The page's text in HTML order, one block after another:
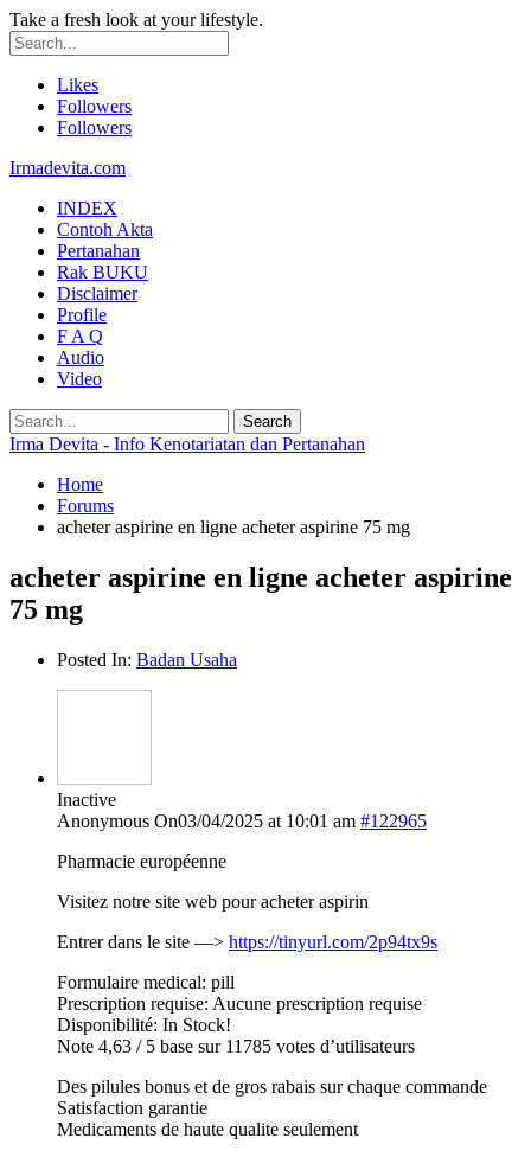
Take a fresh look at your lifestyle.
Likes
Followers
Followers
Irmadevita.com
INDEX
Contoh Akta
Pertanahan
Rak BUKU
Disclaimer
Profile
F A Q
Audio
Video
Irma Devita - Info Kenotariatan dan Pertanahan
Home
Forums
acheter aspirine en ligne acheter aspirine 75 mg
acheter aspirine en ligne acheter aspirine
75 mg
Posted In: Badan Usaha
Inactive
Anonymous On03/04/2025 at 10:01 am #122965
Pharmacie européenne
Visitez notre site web pour acheter aspirin
Entrer dans le site —> https://tinyurl.com/2p94tx9s
Formulaire medical: pill
Prescription requise: Aucune prescription requise
Disponibilité: In Stock!
Note 4,63 / 5 base sur 11785 votes d’utilisateurs
Des pilules bonus et de gros rabais sur chaque commande
Satisfaction garantie
Medicaments de haute qualite seulement